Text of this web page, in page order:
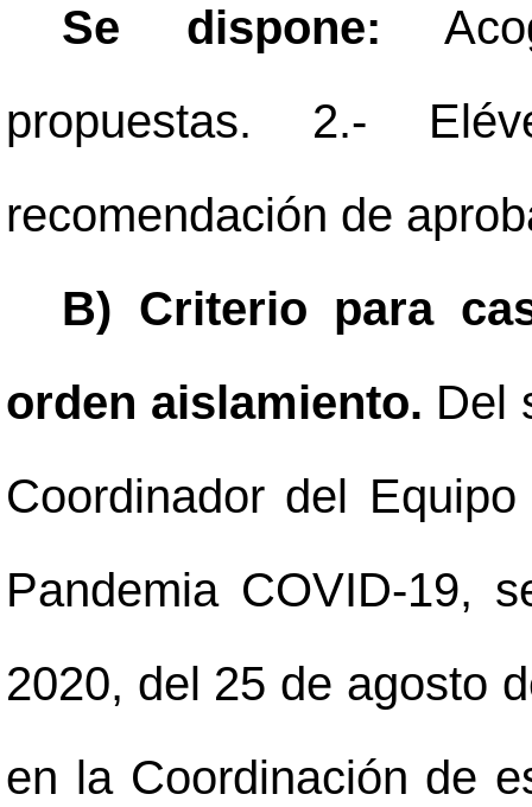
Se dispone:
propuestas. 2.-
recomendación de
B) Criterio para
orden aislamiento. Del
Coordinador del
Pandemia COVID-19,
2020, del 25 de agosto
en la Coordinación de